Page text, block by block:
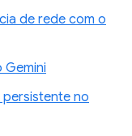
de rede com o
Gemini
no